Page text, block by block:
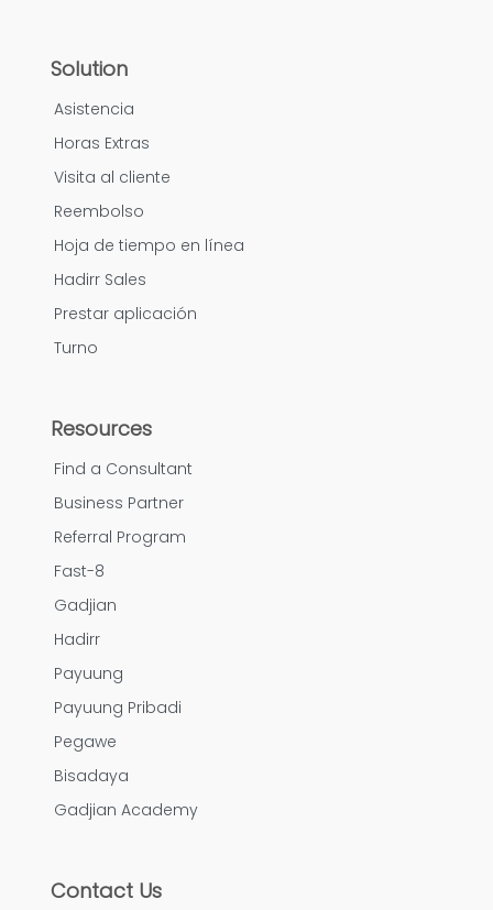
Solution
Asistencia
Horas Extras
Visita al cliente
Reembolso
Hoja de tiempo en línea
Hadirr Sales
Prestar aplicación
Turno
Resources
Find a Consultant
Business Partner
Referral Program
Fast-8
Gadjian
Hadirr
Payuung
Payuung Pribadi
Pegawe
Bisadaya
Gadjian Academy
Contact Us